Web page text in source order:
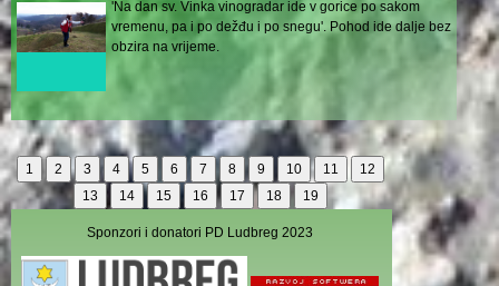
'Na dan sv. Vinka vinogradar ide v gorice po sakom
vremenu, pa i po dežđu i po snegu'. Pohod ide dalje bez
obzira na vrijeme.
1 2 3 4 5 6 7 8 9 10 11
12
13
14 15 16 17 18 19
Sponzori i donatori PD Ludbreg 2023